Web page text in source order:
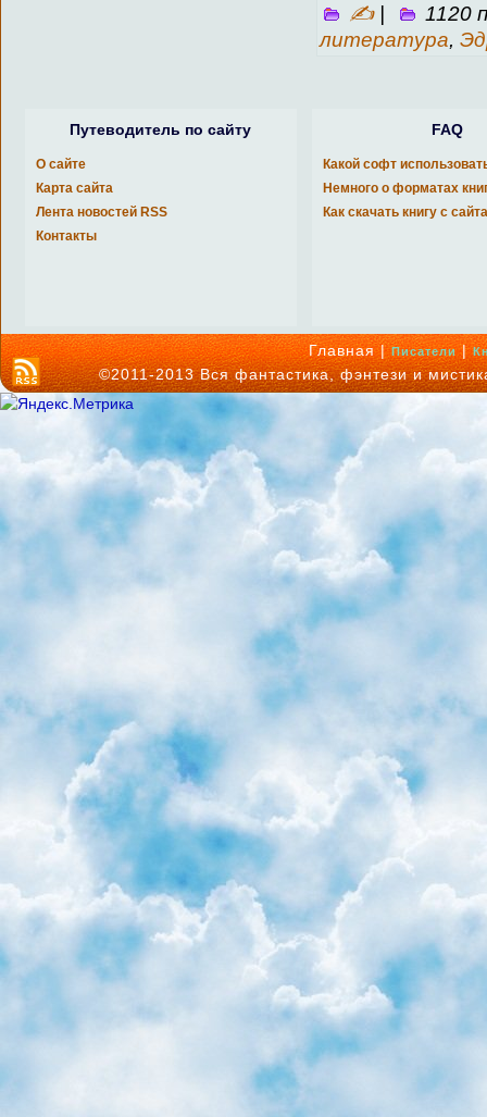
✍|
1120
литература,
Путеводитель по сайту
О сайте
Карта сайта
Лента новостей RSS
Контакты
FAQ
Какой софт
Немного о форматах
Как скачать книгу с
Главная |Писатели|
©2011-2013 Вся фантастика, фэнтези и